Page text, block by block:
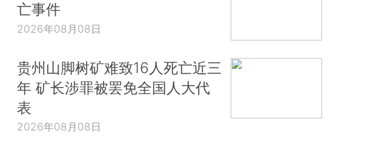
亡事件
2026年08月08日
贵州山脚树矿难致16人死亡近三
年 矿长涉罪被罢免全国人大代
表
2026年08月08日